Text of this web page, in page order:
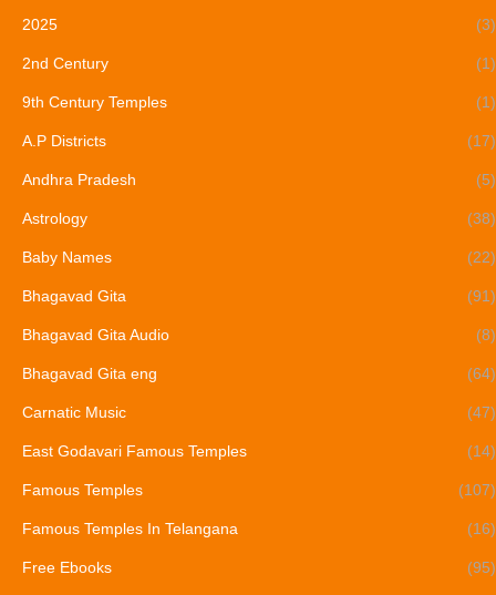
2025 (3)
2nd Century (1)
9th Century Temples (1)
A.P Districts (17)
Andhra Pradesh (5)
Astrology (38)
Baby Names (22)
Bhagavad Gita (91)
Bhagavad Gita Audio (8)
Bhagavad Gita eng (64)
Carnatic Music (47)
East Godavari Famous Temples (14)
Famous Temples (107)
Famous Temples In Telangana (16)
Free Ebooks (95)